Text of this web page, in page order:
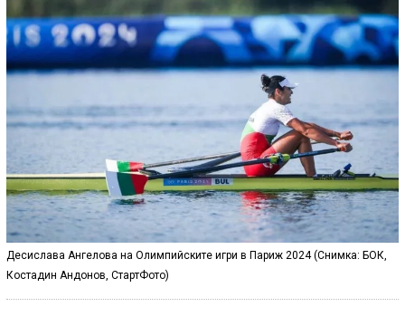
Десислава Ангелова на Олимпийските игри в Париж 2024 (Снимка: БОК,
Костадин Андонов, СтартФото)